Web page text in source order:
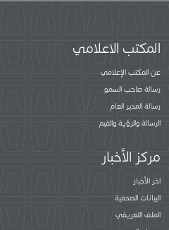
المكتب الاعلامي
عن المكتب الإعلامي
رسالة صاحب السمو
رسالة المدير العام
الرسالة والرؤية والقيم
مركز الأخبار
اخر الأخبار
البيانات الصحفية
الملف التعريفي